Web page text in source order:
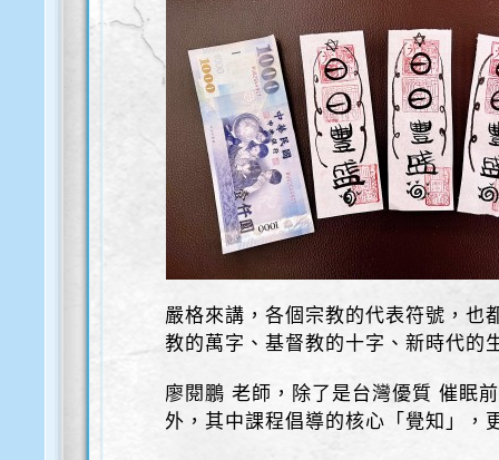
嚴格來講，各個宗教的代表符號，也
教的萬字、基督教的十字、新時代的
廖閱鵬 老師，除了是台灣優質 催眠
外，其中課程倡導的核心「覺知」，